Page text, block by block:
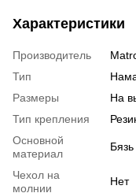
Характеристики
Производитель
Тип
Размеры
На
Тип крепления
Основной
материал
Бязь
Чехол на
молнии
Нет